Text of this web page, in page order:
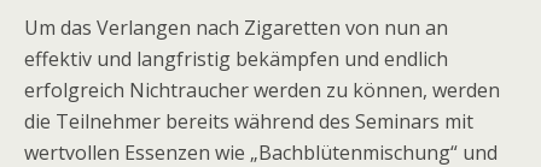
Um das Verlangen nach Zigaretten von nun an
effektiv und langfristig bekämpfen und endlich
erfolgreich Nichtraucher werden zu können, werden
die Teilnehmer bereits während des Seminars mit
wertvollen Essenzen wie „Bachblütenmischung“ und